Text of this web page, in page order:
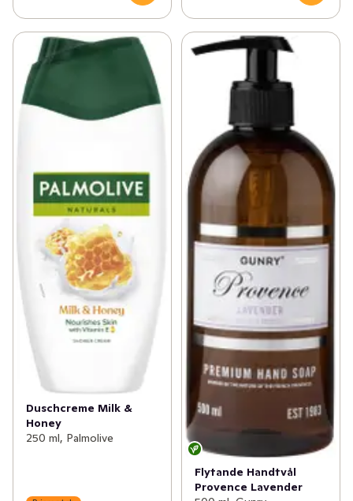
Duschcreme Milk &
Honey
250 ml, Palmolive
Flytande Handtvål
Provence Lavender